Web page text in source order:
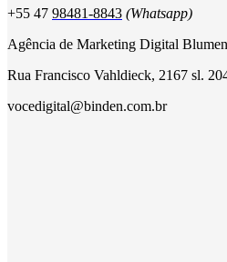
+55 47 98481-8843 (Whatsapp)
Agência de Marketing Digital
Rua Francisco Vahldieck, 2167 sl.
vocedigital@binden.com.br